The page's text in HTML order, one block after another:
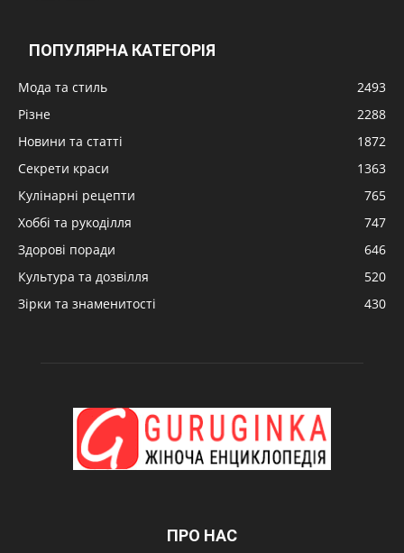
ПОПУЛЯРНА КАТЕГОРІЯ
Мода та стиль
2493
Різне
2288
Новини та статті
1872
Секрети краси
1363
Кулінарні рецепти
765
Хоббі та рукоділля
747
Здорові поради
646
Культура та дозвілля
520
Зірки та знаменитості
430
ПРО НАС